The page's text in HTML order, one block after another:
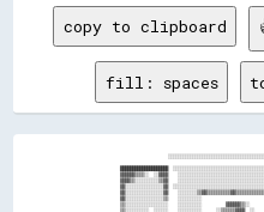
copy to clipboard
fill: spaces
████████████████████
▓▓▓▓▓▓▒▒▒▒░░  ░░▓▓▓▓
▓▓▓▓▒▒░░░░░░░░░░▒▒▓▓
▓▓░░░░░░░░░░░░░░░░▓▓
▓▓░░░░░░░░░░░░░░░░▓▓
▓▓░░░░░░░░░░░░░░░░▒▒    ░░░░░░░░░░
▒▒░░░░░░░░░░░░░░░░░░    ░░░░░░░░░░          ▓▓▓▓▓▓▒▒░░
▒▒░░░░░░░░░░  ░░░░░░    ░░░░░░░░░░      ░░▒▒▒▒▒▒▓▓▓▓  ░░